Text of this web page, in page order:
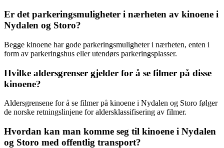
Er det parkeringsmuligheter i nærheten av kinoene i
Nydalen og Storo?
Begge kinoene har gode parkeringsmuligheter i nærheten, enten i
form av parkeringshus eller utendørs parkeringsplasser.
Hvilke aldersgrenser gjelder for å se filmer på disse
kinoene?
Aldersgrensene for å se filmer på kinoene i Nydalen og Storo følger
de norske retningslinjene for aldersklassifisering av filmer.
Hvordan kan man komme seg til kinoene i Nydalen
og Storo med offentlig transport?